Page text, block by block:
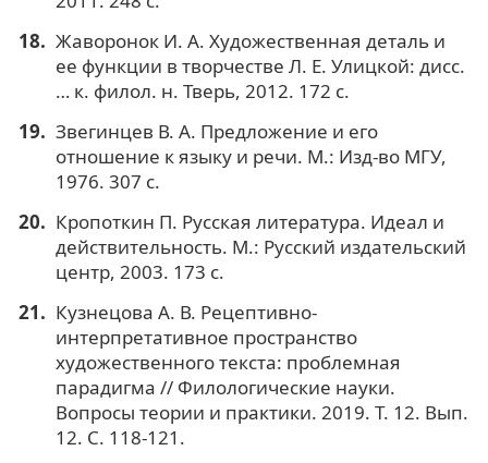
Жаворонок И. А. Художественная деталь и
ее функции в творчестве Л. Е. Улицкой: дисс.
… к. филол. н. Тверь, 2012. 172 с.
Звегинцев В. А. Предложение и его
отношение к языку и речи. М.: Изд-во МГУ,
1976. 307 с.
Кропоткин П. Русская литература. Идеал и
действительность. М.: Русский издательский
центр, 2003. 173 с.
Кузнецова А. В. Рецептивно-
интерпретативное пространство
художественного текста: проблемная
парадигма // Филологические науки.
Вопросы теории и практики. 2019. Т. 12. Вып.
12. С. 118-121.